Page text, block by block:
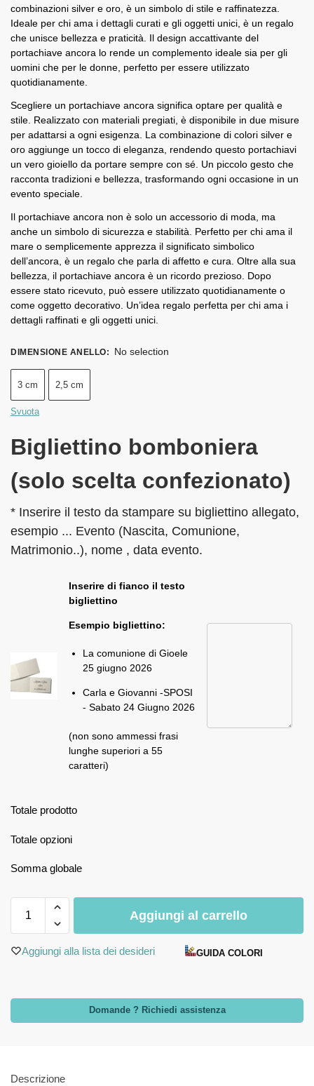
combinazioni silver e oro, è un simbolo di stile e raffinatezza.
Ideale per chi ama i dettagli curati e gli oggetti unici, è un regalo
che unisce bellezza e praticità. Il design accattivante del
portachiave ancora lo rende un complemento ideale sia per gli
uomini che per le donne, perfetto per essere utilizzato
quotidianamente.
Scegliere un portachiave ancora significa optare per qualità e
stile. Realizzato con materiali pregiati, è disponibile in due misure
per adattarsi a ogni esigenza. La combinazione di colori silver e
oro aggiunge un tocco di eleganza, rendendo questo portachiavi
un vero gioiello da portare sempre con sé. Un piccolo gesto che
racconta tradizioni e bellezza, trasformando ogni occasione in un
evento speciale.
Il portachiave ancora non è solo un accessorio di moda, ma
anche un simbolo di sicurezza e stabilità. Perfetto per chi ama il
mare o semplicemente apprezza il significato simbolico
dell’ancora, è un regalo che parla di affetto e cura. Oltre alla sua
bellezza, il portachiave ancora è un ricordo prezioso. Dopo
essere stato ricevuto, può essere utilizzato quotidianamente o
come oggetto decorativo. Un’idea regalo perfetta per chi ama i
dettagli raffinati e gli oggetti unici.
DIMENSIONE ANELLO: No selection
3 cm 2,5 cm
Svuota
Bigliettino bomboniera
(solo scelta confezionato)
* Inserire il testo da stampare su bigliettino allegato,
esempio ... Evento (Nascita, Comunione,
Matrimonio..), nome , data evento.
Inserire di fianco il testo
bigliettino
Esempio bigliettino:
La comunione di Gioele
25 giugno 2026
Carla e Giovanni -SPOSI
- Sabato 24 Giugno 2026
(non sono ammessi frasi
lunghe superiori a 55
caratteri)
Totale prodotto
Totale opzioni
Somma globale
Aggiungi al carrello
Aggiungi alla lista dei desideri GUIDA COLORI
Domande ? Richiedi assistenza
Descrizione